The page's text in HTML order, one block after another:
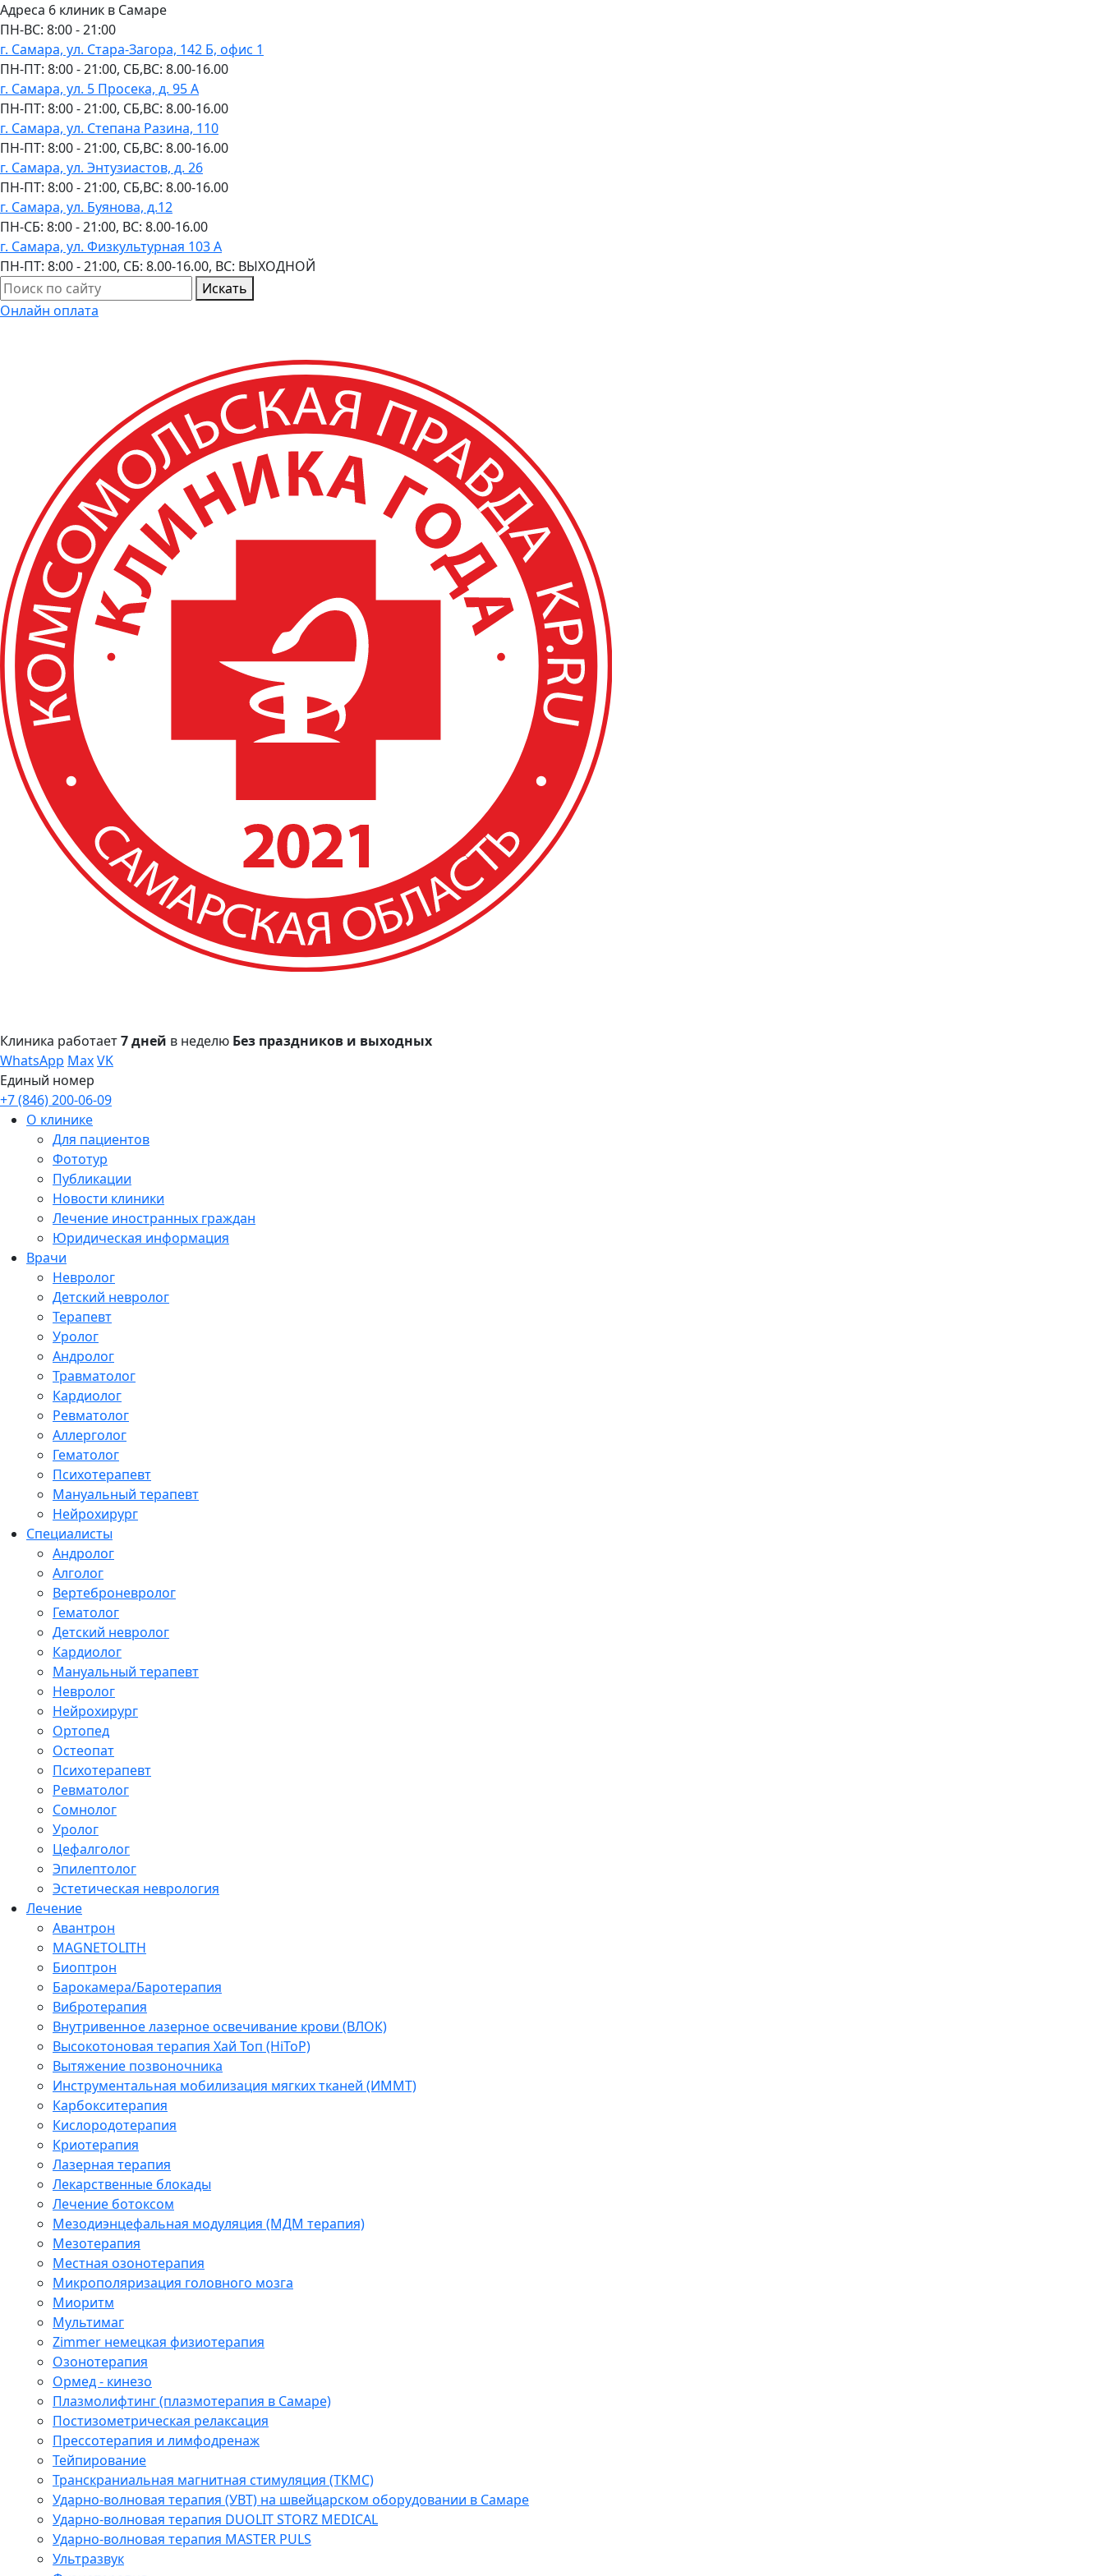
Адреса 6 клиник в Самаре
ПН-ВC: 8:00 - 21:00
г. Самара, ул. Стара-Загора, 142 Б, офис 1
ПН-ПТ: 8:00 - 21:00, СБ,ВС: 8.00-16.00
г. Самара, ул. 5 Просека, д. 95 А
ПН-ПТ: 8:00 - 21:00, СБ,ВС: 8.00-16.00
г. Самара, ул. Степана Разина, 110
ПН-ПТ: 8:00 - 21:00, СБ,ВС: 8.00-16.00
г. Самара, ул. Энтузиастов, д. 26
ПН-ПТ: 8:00 - 21:00, СБ,ВС: 8.00-16.00
г. Самара, ул. Буянова, д.12
ПН-СБ: 8:00 - 21:00, ВС: 8.00-16.00
г. Самара, ул. Физкультурная 103 А
ПН-ПТ: 8:00 - 21:00, СБ: 8.00-16.00, ВС: ВЫХОДНОЙ
Искать
Онлайн оплата
Клиника работает7 дней в неделю Без праздников и выходных
WhatsApp MaxVK
Единый номер
+7 (846) 200-06-09
О клинике
Для пациентов
Фототур
Публикации
Новости клиники
Лечение иностранных граждан
Юридическая информация
Врачи
Невролог
Детский невролог
Терапевт
Уролог
Андролог
Травматолог
Кардиолог
Ревматолог
Аллерголог
Гематолог
Психотерапевт
Мануальный терапевт
Нейрохирург
Специалисты
Андролог
Алголог
Вертеброневролог
Гематолог
Детский невролог
Кардиолог
Мануальный терапевт
Невролог
Нейрохирург
Ортопед
Остеопат
Психотерапевт
Ревматолог
Сомнолог
Уролог
Цефалголог
Эпилептолог
Эстетическая неврология
Лечение
Авантрон
MAGNETOLITH
Биоптрон
Барокамера/Баротерапия
Вибротерапия
Внутривенное лазерное освечивание крови (ВЛОК)
Высокотоновая терапия Хай Топ (HiToP)
Вытяжение позвоночника
Инструментальная мобилизация мягких тканей (ИММТ)
Карбокситерапия
Кислородотерапия
Криотерапия
Лазерная терапия
Лекарственные блокады
Лечение ботоксом
Мезодиэнцефальная модуляция (МДМ терапия)
Мезотерапия
Местная озонотерапия
Микрополяризация головного мозга
Миоритм
Мультимаг
Zimmer немецкая физиотерапия
Озонотерапия
Ормед - кинезо
Плазмолифтинг (плазмотерапия в Самаре)
Постизометрическая релаксация
Прессотерапия и лимфодренаж
Тейпирование
Транскраниальная магнитная стимуляция (ТКМС)
Ударно-волновая терапия (УВТ) на швейцарском оборудовании в Самаре
Ударно-волновая терапия DUOLIT STORZ MEDICAL
Ударно-волновая терапия MASTER PULS
Ультразвук